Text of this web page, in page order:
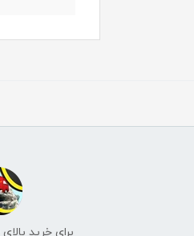
برای خرید بالای 7.000.000 تومان